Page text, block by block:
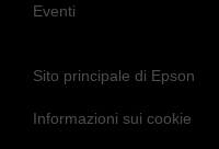
Eventi
Sito principale di Epson
Informazioni sui cookie